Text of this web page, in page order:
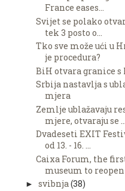
France eases...
Svijet se polako
tek 3 posto o...
Tko sve može ući u
je procedura?
BiH otvara granice
Srbija nastavlja s
mjera
Zemlje ublažavaju
mjere, otvaraju se ...
Dvadeseti EXIT
od 13. - 16. ...
Caixa Forum, the
museum to reopen
► svibnja(38)